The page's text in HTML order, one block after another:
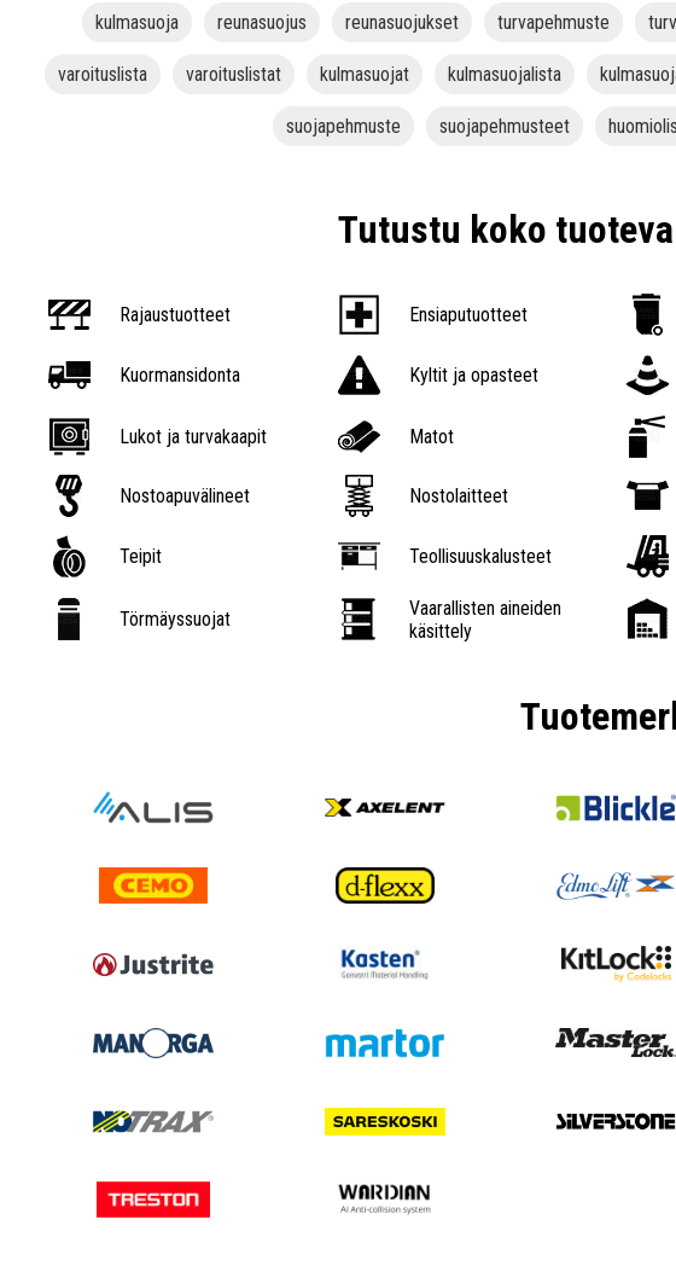
kulmasuoja reunasuojus reunasuojukset turvapehmuste
varoituslista varoituslistat kulmasuojat kulmasuojalista
suojapehmuste suojapehmusteet
Tutustu koko
Rajaustuotteet Ensiaputuotteet
Kuormansidonta Kyltit ja opasteet
Lukot ja turvakaapit Matot
Nostoapuvälineet Nostolaitteet
Teipit Teollisuuskalusteet
Törmäyssuojat
Vaarallisten aineiden
käsittely